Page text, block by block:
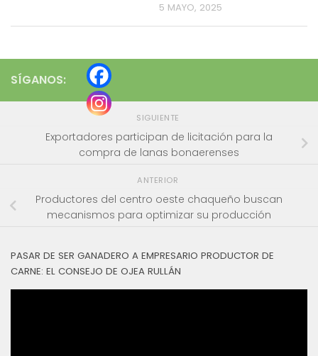
5 MAYO, 2025
SÍGANOS:
SIGUIENTE
Exportadores participan de licitación para la
compra de lanas bonaerenses
ANTERIOR
Productores del centro oeste chaqueño buscan
mecanismos para optimizar su producción
PASAR DE SER GANADERO A EMPRESARIO PRODUCTOR DE
CARNE: EL CONSEJO DE OJEA RULLÁN